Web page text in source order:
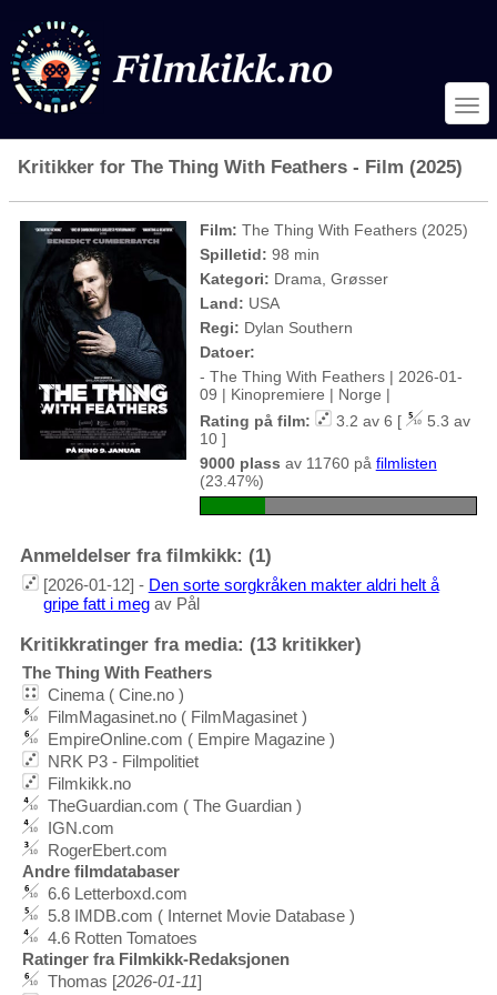
Kritikker for The Thing With Feathers - Film (2025)
Film: The Thing With Feathers (2025)
Spilletid: 98 min
Kategori: Drama, Grøsser
Land: USA
Regi: Dylan Southern
Datoer:
- The Thing With Feathers | 2026-01-
09 | Kinopremiere | Norge |
Rating på film:
3.2 av 6 [
5.3 av
10 ]
9000 plass av 11760 på filmlisten
(23.47%)
Anmeldelser fra filmkikk: (1)
[2026-01-12] - Den sorte sorgkråken makter aldri helt å
gripe fatt i megav Pål
Kritikkratinger fra media: (13 kritikker)
The Thing With Feathers
Cinema ( Cine.no )
FilmMagasinet.no ( FilmMagasinet )
EmpireOnline.com ( Empire Magazine )
NRK P3 - Filmpolitiet
Filmkikk.no
TheGuardian.com ( The Guardian )
IGN.com
RogerEbert.com
Andre filmdatabaser
6.6 Letterboxd.com
5.8 IMDB.com ( Internet Movie Database )
4.6 Rotten Tomatoes
Ratinger fra Filmkikk-Redaksjonen
Thomas [2026-01-11]